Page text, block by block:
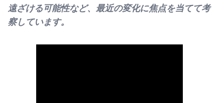
遠ざける可能性など、最近の変化に焦点を当てて考
察しています。